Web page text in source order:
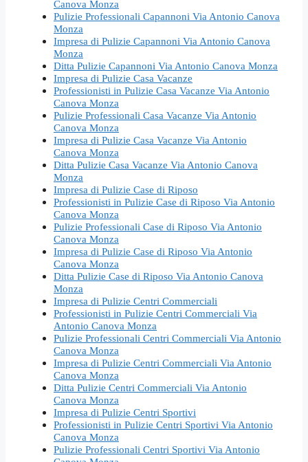
Canova Monza
Pulizie Professionali Capannoni Via Antonio Canova
Monza
Impresa di Pulizie Capannoni Via Antonio Canova
Monza
Ditta Pulizie Capannoni Via Antonio Canova Monza
Impresa di Pulizie Casa Vacanze
Professionisti in Pulizie Casa Vacanze Via Antonio
Canova Monza
Pulizie Professionali Casa Vacanze Via Antonio
Canova Monza
Impresa di Pulizie Casa Vacanze Via Antonio
Canova Monza
Ditta Pulizie Casa Vacanze Via Antonio Canova
Monza
Impresa di Pulizie Case di Riposo
Professionisti in Pulizie Case di Riposo Via Antonio
Canova Monza
Pulizie Professionali Case di Riposo Via Antonio
Canova Monza
Impresa di Pulizie Case di Riposo Via Antonio
Canova Monza
Ditta Pulizie Case di Riposo Via Antonio Canova
Monza
Impresa di Pulizie Centri Commerciali
Professionisti in Pulizie Centri Commerciali Via
Antonio Canova Monza
Pulizie Professionali Centri Commerciali Via Antonio
Canova Monza
Impresa di Pulizie Centri Commerciali Via Antonio
Canova Monza
Ditta Pulizie Centri Commerciali Via Antonio
Canova Monza
Impresa di Pulizie Centri Sportivi
Professionisti in Pulizie Centri Sportivi Via Antonio
Canova Monza
Pulizie Professionali Centri Sportivi Via Antonio